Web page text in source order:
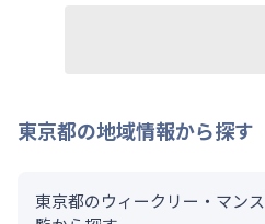
東京都の地域情報から探す
東京都のウィークリー・マン